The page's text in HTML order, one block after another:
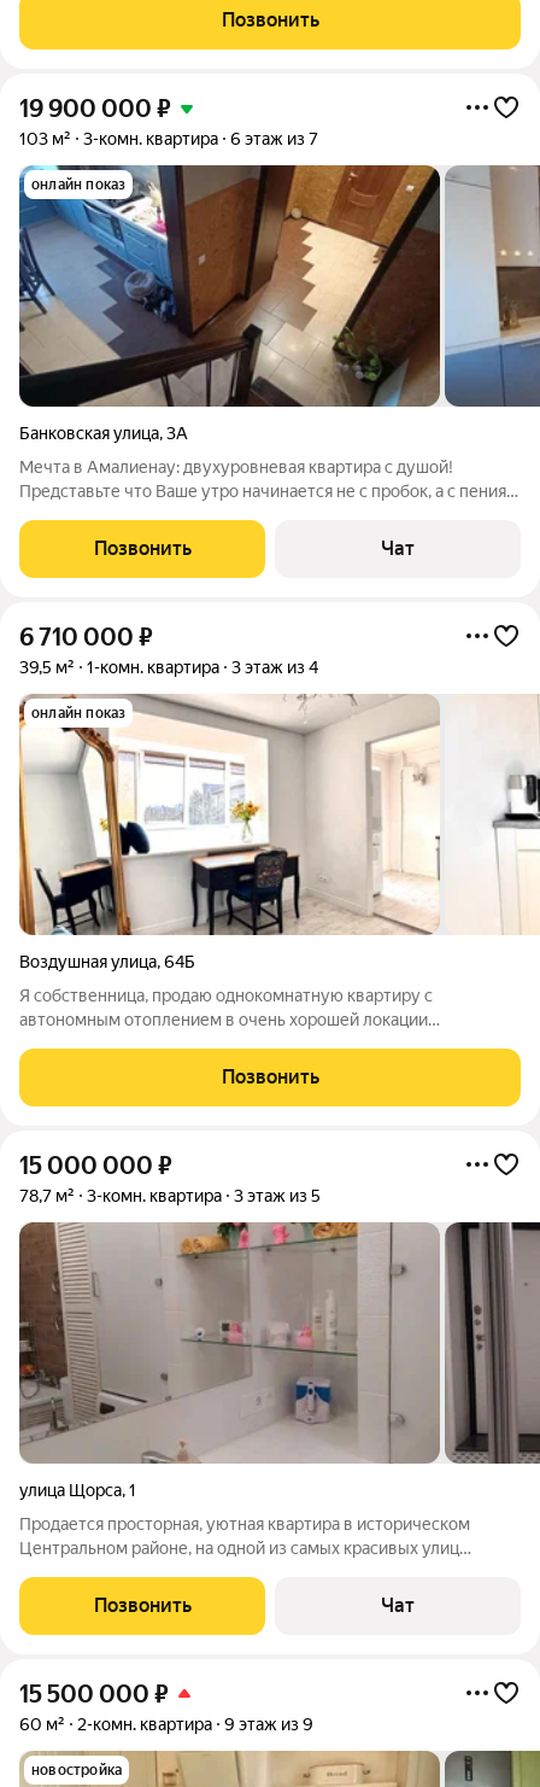
совсем скоро. Почему стоит забрать её у меня: Реальная
выгода: экономия 136 000
Позвонить
19 900 000 ₽
103 м² 3-комн. квартира 6 этаж из 7
онлайн показ
Банковская улица,3А
Мечта в Амалиенау: двухуровневая квартира с душой!
Представьте что Ваше утро начинается не с пробок, а с пения
Продаётся светлая и просторная квартира (103 м) в самом
сердце Амалиенау
Позвонить Чат
6 710 000 ₽
39,5 м² 1-комн. квартира 3 этаж из 4
онлайн показ
Воздушная улица,64Б
Я собственница, продаю однокомнатную кваpтиру с
автономным отоплением в очень хорошей локации
сады, магазины, фитнес-центр, а также историческая часть
Амалиенау, где располагается Тихий пруд
Позвонить
15 000 000 ₽
78,7 м² 3-комн. квартира 3 этаж из 5
улица Щорса,1
Продается просторная, уютная квартира в историческом
Центральном районе, на одной из самых красивых улиц
квартир, тишина, доброжелательные соседи и нет каких-либо
проблем с парковкой. В 2023 г.
Позвонить Чат
15 500 000 ₽
60 м² 2-комн. квартира 9 этаж из 9
новостройка